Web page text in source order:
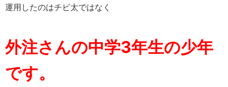
運用したのはチビ太ではなく
外注さんの中学3年生の少年
です。